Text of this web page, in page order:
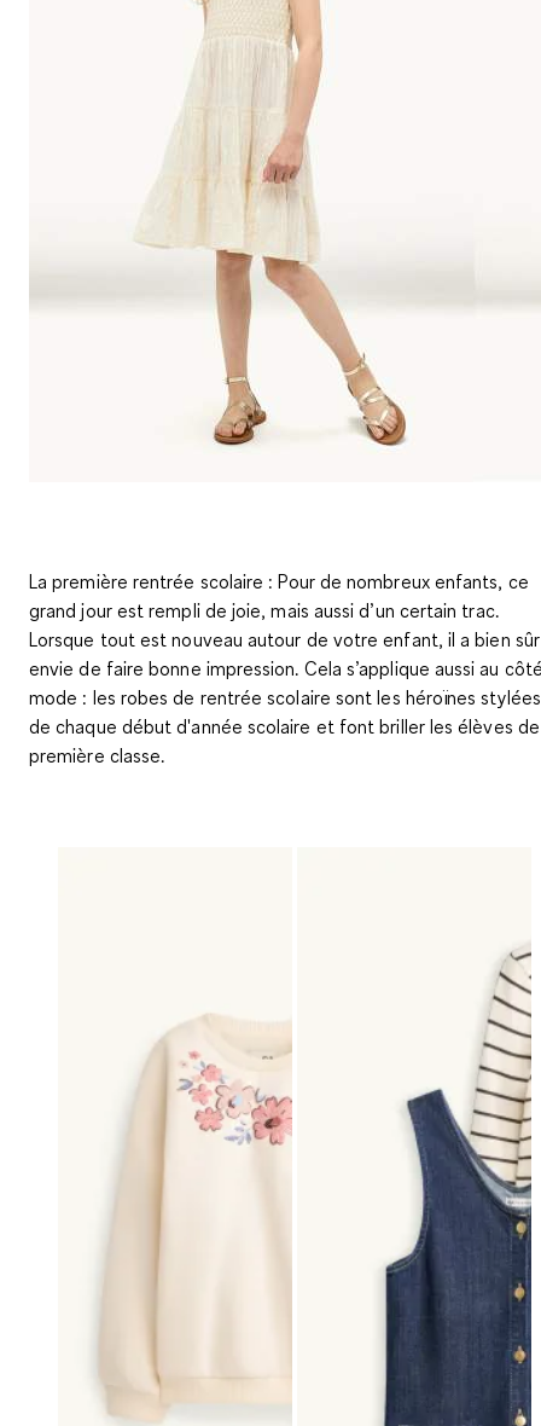
La première rentrée scolaire : Pour de nombreux enfants, ce
grand jour est rempli de joie, mais aussi d’un certain trac.
Lorsque tout est nouveau autour de votre enfant, il a bien sûr
envie de faire bonne impression. Cela s’applique aussi au
mode : les robes de rentrée scolaire sont les héroïnes stylées
de chaque début d'année scolaire et font briller les élèves de
première classe.